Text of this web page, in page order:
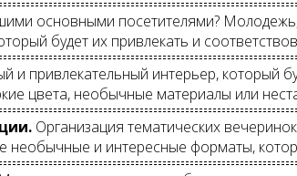
основными посетителями? Молодежь,
будет их привлекать и
и привлекательный интерьер, который
цвета, необычные материалы или
Организация тематических
необычные и интересные форматы,